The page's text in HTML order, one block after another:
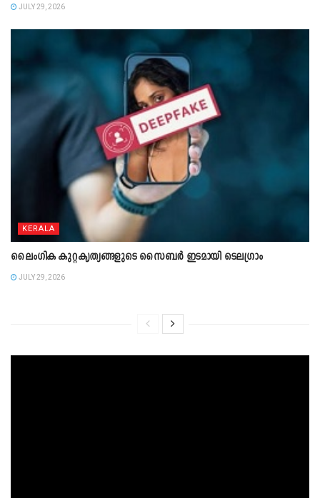
JULY 29, 2026
KERALA
ലൈംഗിക കുറ്റകൃത്യങ്ങളുടെ സൈബർ ഇടമായി ടെലഗ്രാം
JULY 29, 2026